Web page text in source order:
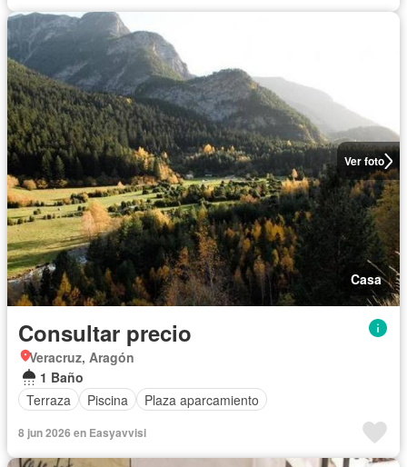
Ver foto
Casa
Consultar precio
Veracruz, Aragón
1 Baño
Terraza
Piscina Plaza aparcamiento
8 jun 2026 en Easyavvisi